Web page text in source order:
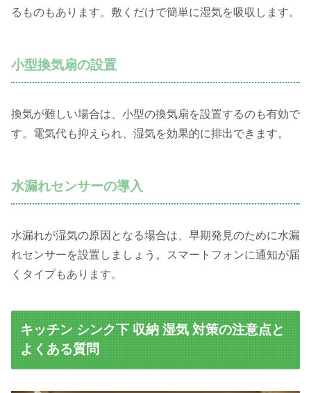
るものもあります。敷くだけで簡単に湿気を吸収します。
小型換気扇の設置
換気が難しい場合は、小型の換気扇を設置するのも有効で
す。電気代も抑えられ、湿気を効果的に排出できます。
水漏れセンサーの導入
水漏れが湿気の原因となる場合は、早期発見のために水漏
れセンサーを設置しましょう。スマートフォンに通知が届
くタイプもあります。
キッチン シンク下 収納 湿気 対策の注意点と
よくある質問